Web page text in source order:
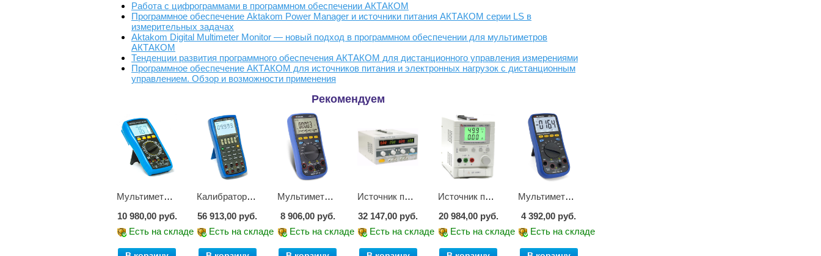
Работа с цифрограммами в программном обеспечении АКТАКОМ
Программное обеспечение Aktakom Power Manager и источники питания АКТАКОМ серии LS в
измерительных задачах
Aktakom Digital Multimeter Monitor — новый подход в программном обеспечении для мультиметров
АКТАКОМ
Тенденции развития программного обеспечения АКТАКОМ для дистанционного управления измерениями
Программное обеспечение АКТАКОМ для источников питания и электронных нагрузок с дистанционным
управлением. Обзор и возможности применения
Рекомендуем
Мультиметр цифровой АМ-1083
10 980,00 руб.
Есть на складе
Калибратор АМ-7111
56 913,00 руб.
Есть на складе
Мультиметр цифровой АММ-1221
8 906,00 руб.
Есть на складе
Источник питания APS-2236
32 147,00 руб.
Есть на складе
Источник питания APS-1503
20 984,00 руб.
Есть на складе
Мультиметр цифровой АММ-1203
4 392,00 руб.
Есть на складе